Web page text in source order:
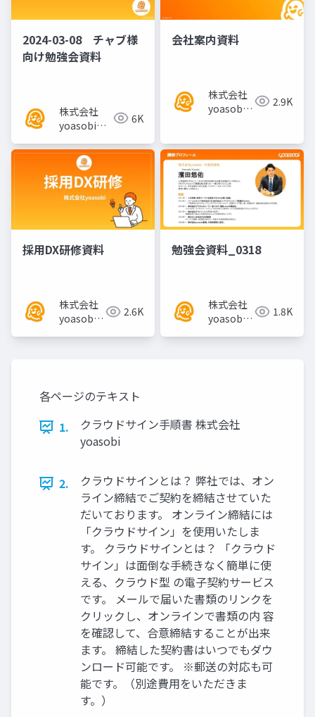
2024-03-08 チャブ様
向け勉強会資料
株式会社
yoasobi／
様
6K
会社案内資料
株式会社
yoasobi
2.9K
採用DX研修資料
株式会社
yoasobi
2.6K
勉強会資料_0318
株式会社
yoasobi
1.8K
各ページのテキスト
1.
クラウドサイン⼿順書 株式会社
yoasobi
2.
クラウドサインとは？ 弊社では、オン
ライン締結でご契約を締結させていた
だいております。 オンライン締結には
「クラウドサイン」を使⽤いたしま
す。 クラウドサインとは？ 「クラウド
サイン」は⾯倒な⼿続きなく簡単に使
える、クラウド型 の電⼦契約サービス
です。 メールで届いた書類のリンクを
クリックし、オンラインで書類の内 容
を確認して、合意締結することが出来
ます。 締結した契約書はいつでもダウ
ンロード可能です。 ※郵送の対応も可
能です。（別途費⽤をいただきま
す。）